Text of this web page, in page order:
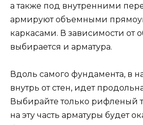
а также под внутренними
армируют объемными
каркасами. В зависимости от
выбирается и арматура.
Вдоль самого фундамента, в
внутрь от стен, идет
Выбирайте только рифленый
на эту часть арматуры будет